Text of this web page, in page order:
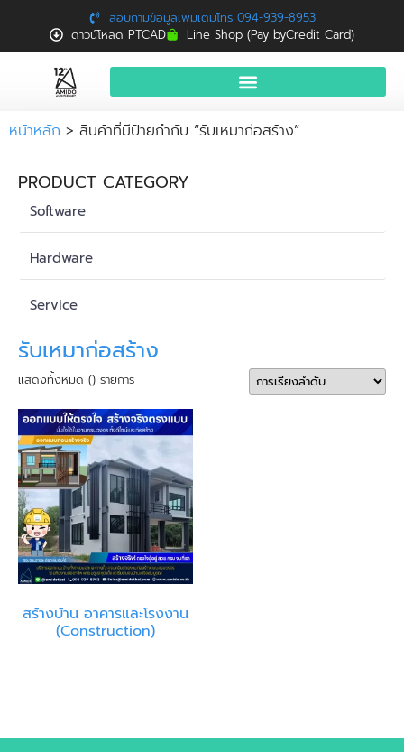
สอบถามข้อมูลเพิ่มเติมโทร 094-939-8953
ดาวน์โหลด PTCAD
Line Shop (Pay byCredit Card)
หน้าแรก
News
หน้าหลัก > สินค้าที่มีป้ายกำกับ “รับเหมาก่อสร้าง”
PRODUCT CATEGORY
Software
Hardware
Service
รับเหมาก่อสร้าง
แสดงทั้งหมด () รายการ
สร้างบ้าน อาคารและโรงงาน
(Construction)